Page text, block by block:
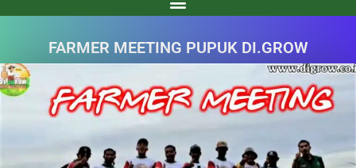
FARMER MEETING PUPUK DI.GROW